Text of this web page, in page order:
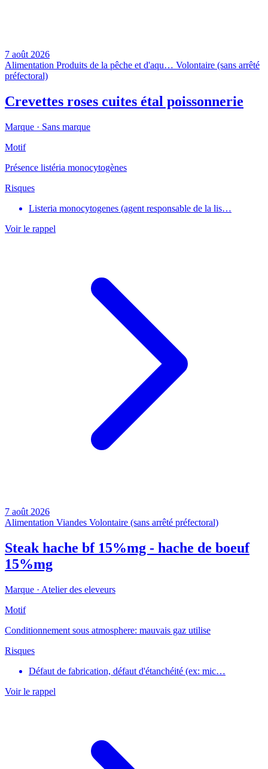
7 août 2026
Alimentation Produits de la pêche et d'aqu… Volontaire (sans arrêté
préfectoral)
Crevettes roses cuites étal poissonnerie
Marque · Sans marque
Motif
Présence listéria monocytogènes
Risques
Listeria monocytogenes (agent responsable de la lis…
Voir le rappel
7 août 2026
Alimentation Viandes Volontaire (sans arrêté préfectoral)
Steak hache bf 15%mg - hache de boeuf
15%mg
Marque · Atelier des eleveurs
Motif
Conditionnement sous atmosphere: mauvais gaz utilise
Risques
Défaut de fabrication, défaut d'étanchéité (ex: mic…
Voir le rappel